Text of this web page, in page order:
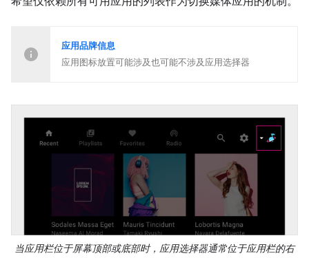
应用品牌信息
应用图标放置可能涉及也可能不涉及应用选择器
当应用栏位于屏幕顶部或底部时，应用选择器通常位于应用栏的右